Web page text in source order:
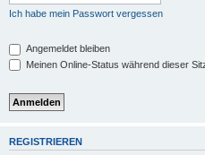
Ich habe mein Passwort vergessen
Angemeldet bleiben
Meinen Online-Status während dieser
REGISTRIEREN